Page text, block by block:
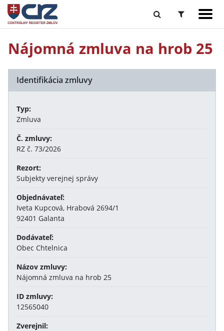
Nájomná zmluva na hrob 25
Identifikácia zmluvy
Typ:
Zmluva
Č. zmluvy:
RZ č. 73/2026
Rezort:
Subjekty verejnej správy
Objednávateľ:
Iveta Kupcová, Hrabová 2694/1
92401 Galanta
Dodávateľ:
Obec Chtelnica
Názov zmluvy:
Nájomná zmluva na hrob 25
ID zmluvy:
12565040
Zverejnil: